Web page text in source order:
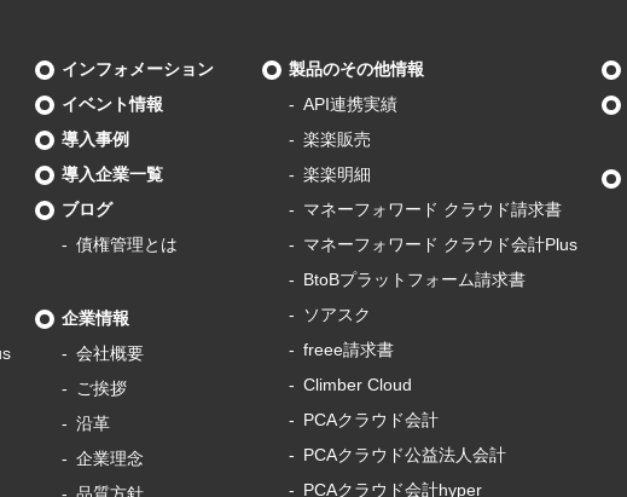
インフォメーション
イベント情報
導入事例
導入企業一覧
ブログ
債権管理とは
企業情報
会社概要
ご挨拶
沿革
企業理念
品質方針
製品のその他情報
API連携実績
楽楽販売
楽楽明細
マネーフォワード クラウド請求書
マネーフォワード クラウド会計Plus
BtoBプラットフォーム請求書
ソアスク
freee請求書
Climber Cloud
PCAクラウド会計
PCAクラウド公益法人会計
PCAクラウド会計hyper